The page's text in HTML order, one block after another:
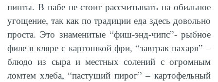
пинты. В пабе не стоит рассчитывать на обильное
угощение, так как по традиции еда здесь довольно
проста. Это знаменитые “фиш-энд-чипс”- рыбное
филе в кляре с картошкой фри, “завтрак пахаря” –
блюдо из сыра и местных солений с огромным
ломтем хлеба, “пастуший пирог” – картофельный